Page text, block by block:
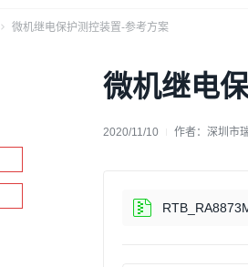
微机继电保护测控装置-参考方案
微机继电
2020/11/10 作者： 深圳市